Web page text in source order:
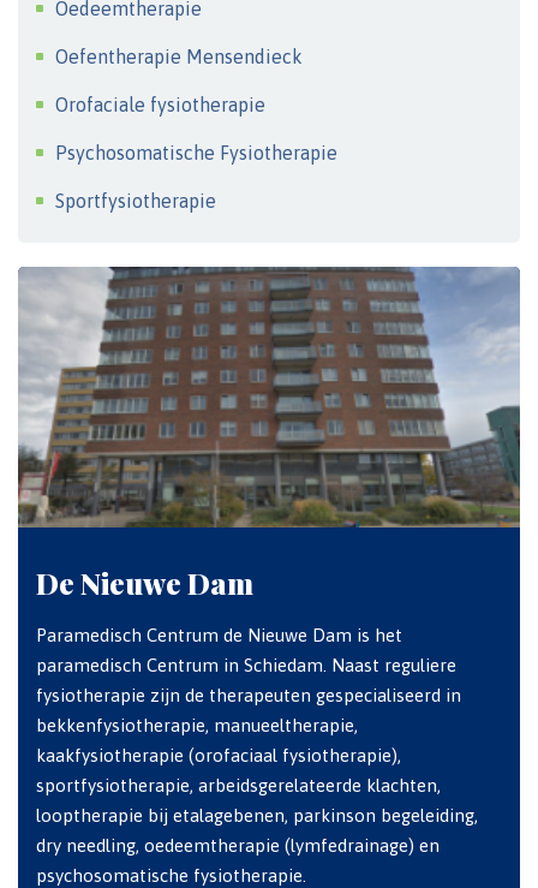
Oedeemtherapie
Oefentherapie Mensendieck
Orofaciale fysiotherapie
Psychosomatische Fysiotherapie
Sportfysiotherapie
De Nieuwe Dam
Paramedisch Centrum de Nieuwe Dam is het
paramedisch Centrum in Schiedam. Naast reguliere
fysiotherapie zijn de therapeuten gespecialiseerd in
bekkenfysiotherapie, manueeltherapie,
kaakfysiotherapie (orofaciaal fysiotherapie),
sportfysiotherapie, arbeidsgerelateerde klachten,
looptherapie bij etalagebenen, parkinson begeleiding,
dry needling, oedeemtherapie (lymfedrainage) en
psychosomatische fysiotherapie.